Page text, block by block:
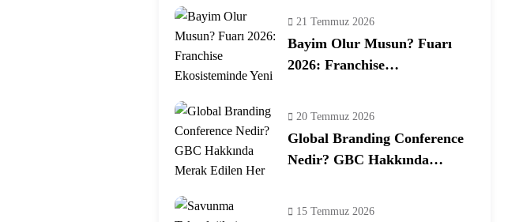
21 Temmuz 2026
Bayim Olur Musun? Fuarı
2026: Franchise
20 Temmuz 2026
Global Branding Conference
Nedir? GBC Hakkında
15 Temmuz 2026